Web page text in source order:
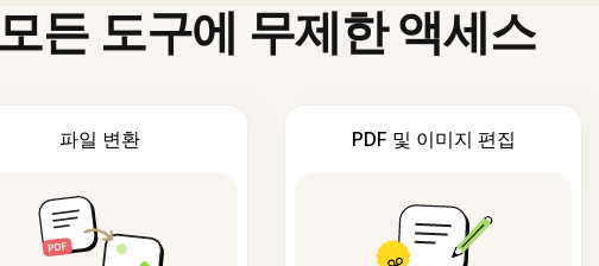
든 도구에 무제한 액세스
파일 변환 PDF 및 이미지 편집